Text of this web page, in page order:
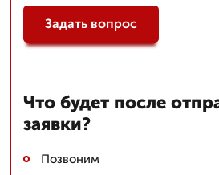
Задать вопрос
Что будет после
заявки?
Позвоним